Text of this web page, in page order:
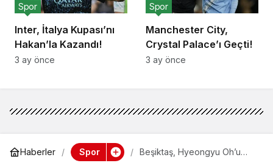
Inter, İtalya Kupası’nı
Hakan’la Kazandı!
Spor
3 ay önce
Manchester City,
Crystal Palace’ı Geçti!
Spor
3 ay önce
Haberler Spor
Beşiktaş, Hyeongyu Oh’u